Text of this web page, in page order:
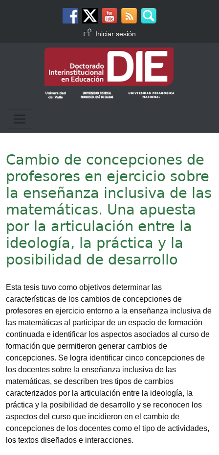
Menú de cuenta de usuario
Iniciar sesión
Cambio de concepciones de
profesores en ejercicio sobre
la enseñanza inclusiva de las
matemáticas. Una apuesta
por la articulación entre la
ideología, la práctica y la
posibilidad de desarrollo
Esta tesis tuvo como objetivos determinar las
características de los cambios de concepciones de
profesores en ejercicio entorno a la enseñanza inclusiva de
las matemáticas al participar de un espacio de formación
continuada e identificar los aspectos asociados al curso de
formación que permitieron generar cambios de
concepciones. Se logra identificar cinco concepciones de
los docentes sobre la enseñanza inclusiva de las
matemáticas, se describen tres tipos de cambios
caracterizados por la articulación entre la ideología, la
práctica y la posibilidad de desarrollo y se reconocen los
aspectos del curso que incidieron en el cambio de
concepciones de los docentes como el tipo de actividades,
los textos diseñados e interacciones.